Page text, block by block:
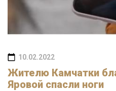
10.02.2022
Жителю Камчатки
Яровой спасли ноги